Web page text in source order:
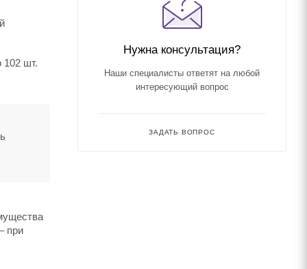
102 шт.
при
Нужна консультация?
Наши специалисты ответят на любой
интересующий вопрос
ЗАДАТЬ ВОПРОС